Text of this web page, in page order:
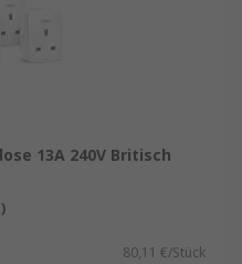
13A 240V Britisch
80,11 €/Stück